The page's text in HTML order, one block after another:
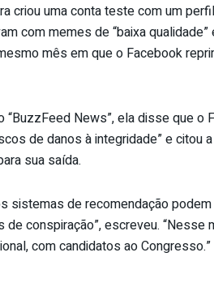
criou uma conta teste com um
com memes de “baixa
mês em que o Facebook
News”, ela disse que o
de danos à integridade” e citou
sua saída.
sistemas de recomendação
conspiração”, escreveu. “Nesse
com candidatos ao Congresso.”